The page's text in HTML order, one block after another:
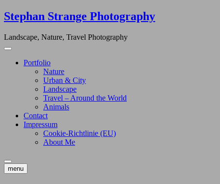
Skip
to
Stephan Strange Photography
Landscape, Nature, Travel Photography
Portfolio
Nature
Urban & City
Landscape
Travel – Around the World
Animals
Contact
Impressum
Cookie-Richtlinie (EU)
About Me
menu